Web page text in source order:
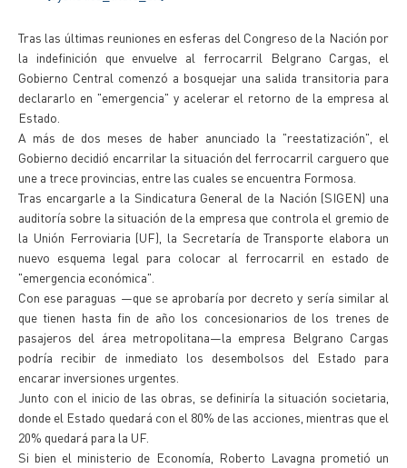
Tras las últimas reuniones en esferas del Congreso de la Nación por
la indefinición que envuelve al ferrocarril Belgrano Cargas, el
Gobierno Central comenzó a bosquejar una salida transitoria para
declararlo en "emergencia" y acelerar el retorno de la empresa al
Estado.
A más de dos meses de haber anunciado la "reestatización", el
Gobierno decidió encarrilar la situación del ferrocarril carguero que
une a trece provincias, entre las cuales se encuentra Formosa.
Tras encargarle a la Sindicatura General de la Nación (SIGEN) una
auditoría sobre la situación de la empresa que controla el gremio de
la Unión Ferroviaria (UF), la Secretaría de Transporte elabora un
nuevo esquema legal para colocar al ferrocarril en estado de
"emergencia económica".
Con ese paraguas —que se aprobaría por decreto y sería similar al
que tienen hasta fin de año los concesionarios de los trenes de
pasajeros del área metropolitana—la empresa Belgrano Cargas
podría recibir de inmediato los desembolsos del Estado para
encarar inversiones urgentes.
Junto con el inicio de las obras, se definiría la situación societaria,
donde el Estado quedará con el 80% de las acciones, mientras que el
20% quedará para la UF.
Si bien el ministerio de Economía, Roberto Lavagna prometió un